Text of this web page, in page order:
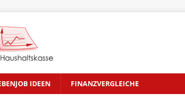
IDEEN FINANZVERGLEICHE